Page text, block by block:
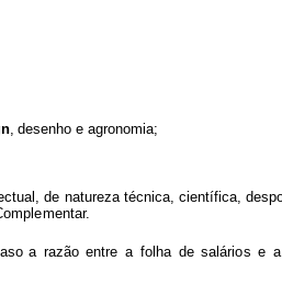
, desenho e agronomia;
ctual, de natureza técnica, científica,
mplementar.
so a razão entre a folha de salários e a